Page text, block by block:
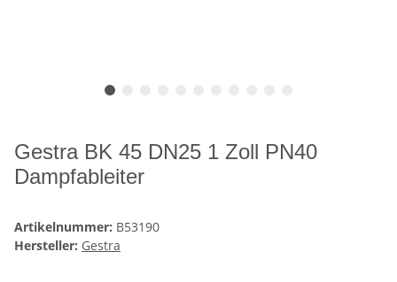
Gestra BK 45 DN25 1 Zoll PN40
Dampfableiter
Artikelnummer: B53190
Hersteller: Gestra